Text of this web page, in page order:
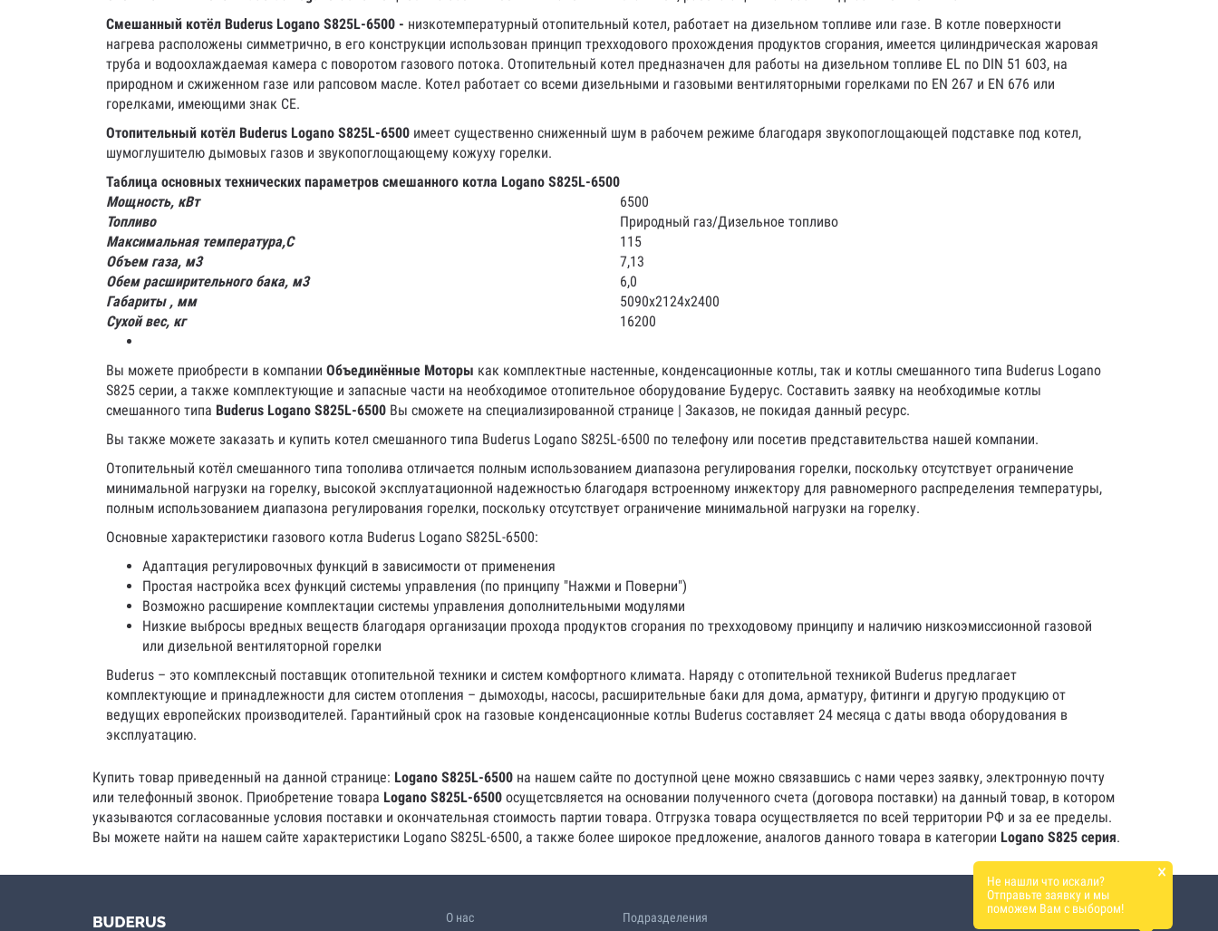
Смешанный котёл Buderus Logano S825L-6500 - низкотемпературный отопительный котел, работает на дизельном топливе или газе. В котле поверхности
нагрева расположены симметрично, в его конструкции использован принцип трехходового прохождения продуктов сгорания, имеется цилиндрическая жаровая
труба и водоохлаждаемая камера с поворотом газового потока. Отопительный котел предназначен для работы на дизельном топливе EL по DIN 51 603, на
природном и сжиженном газе или рапсовом масле. Котел работает со всеми дизельными и газовыми вентиляторными горелками по EN 267 и EN 676 или
горелками, имеющими знак CE.
Отопительный котёл Buderus Logano S825L-6500 имеет существенно сниженный шум в рабочем режиме благодаря звукопоглощающей подставке под котел,
шумоглушителю дымовых газов и звукопоглощающему кожуху горелки.
Таблица основных технических параметров смешанного котла Logano S825L-6500
Мощность, кВт
6500
Топливо
Природный газ/Дизельное топливо
Максимальная температура,С
115
Объем газа, м3
7,13
Обем расширительного бака, м3
6,0
Габариты , мм
5090х2124х2400
Сухой вес, кг
16200
Вы можете приобрести в компании Объединённые Моторы как комплектные настенные, конденсационные котлы, так и котлы смешанного типа Buderus Logano
S825 серии, а также комплектующие и запасные части на необходимое отопительное оборудование Будерус. Составить заявку на необходимые котлы
смешанного типа Buderus Logano S825L-6500 Вы сможете на специализированной странице | Заказов, не покидая данный ресурс.
Вы также можете заказать и купить котел смешанного типа Buderus Logano S825L-6500 по телефону или посетив представительства нашей компании.
Отопительный котёл смешанного типа тополива отличается полным использованием диапазона регулирования горелки, поскольку отсутствует ограничение
минимальной нагрузки на горелку, высокой эксплуатационной надежностью благодаря встроенному инжектору для равномерного распределения температуры,
полным использованием диапазона регулирования горелки, поскольку отсутствует ограничение минимальной нагрузки на горелку.
Основные характеристики газового котла Buderus Logano S825L-6500:
Адаптация регулировочных функций в зависимости от применения
Простая настройка всех функций системы управления (по принципу "Нажми и Поверни")
Возможно расширение комплектации системы управления дополнительными модулями
Низкие выбросы вредных веществ благодаря организации прохода продуктов сгорания по трехходовому принципу и наличию низкоэмиссионной газовой
или дизельной вентиляторной горелки
Buderus – это комплексный поставщик отопительной техники и систем комфортного климата. Наряду с отопительной техникой Buderus предлагает
комплектующие и принадлежности для систем отопления – дымоходы, насосы, расширительные баки для дома, арматуру, фитинги и другую продукцию от
ведущих европейских производителей. Гарантийный срок на газовые конденсационные котлы Buderus составляет 24 месяца с даты ввода оборудования в
эксплуатацию.
Купить товар приведенный на данной странице: Logano S825L-6500 на нашем сайте по доступной цене можно связавшись с нами через заявку, электронную почту
или телефонный звонок. Приобретение товара Logano S825L-6500 осущетсвляется на основании полученного счета (договора поставки) на данный товар, в котором
указываются согласованные условия поставки и окончательная стоимость партии товара. Отгрузка товара осуществляется по всей территории РФ и за ее пределы.
Вы можете найти на нашем сайте характеристики Logano S825L-6500, а также более широкое предложение, аналогов данного товара в категории Logano S825 серия.
О нас
Подразделения
8 800 555-93-62
Не нашли что искали?
Отправьте заявку и мы
поможем Вам с выбором!
×